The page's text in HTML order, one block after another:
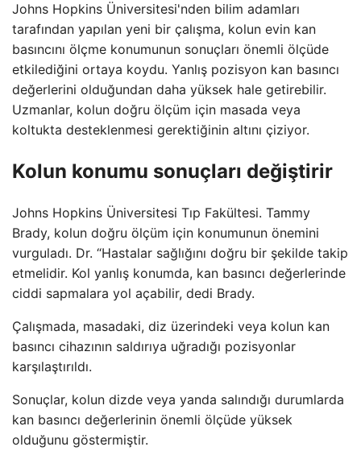
Johns Hopkins Üniversitesi'nden bilim adamları
tarafından yapılan yeni bir çalışma, kolun evin kan
basıncını ölçme konumunun sonuçları önemli ölçüde
etkilediğini ortaya koydu. Yanlış pozisyon kan basıncı
değerlerini olduğundan daha yüksek hale getirebilir.
Uzmanlar, kolun doğru ölçüm için masada veya
koltukta desteklenmesi gerektiğinin altını çiziyor.
Kolun konumu sonuçları değiştirir
Johns Hopkins Üniversitesi Tıp Fakültesi. Tammy
Brady, kolun doğru ölçüm için konumunun önemini
vurguladı. Dr. “Hastalar sağlığını doğru bir şekilde takip
etmelidir. Kol yanlış konumda, kan basıncı değerlerinde
ciddi sapmalara yol açabilir, dedi Brady.
Çalışmada, masadaki, diz üzerindeki veya kolun kan
basıncı cihazının saldırıya uğradığı pozisyonlar
karşılaştırıldı.
Sonuçlar, kolun dizde veya yanda salındığı durumlarda
kan basıncı değerlerinin önemli ölçüde yüksek
olduğunu göstermiştir.